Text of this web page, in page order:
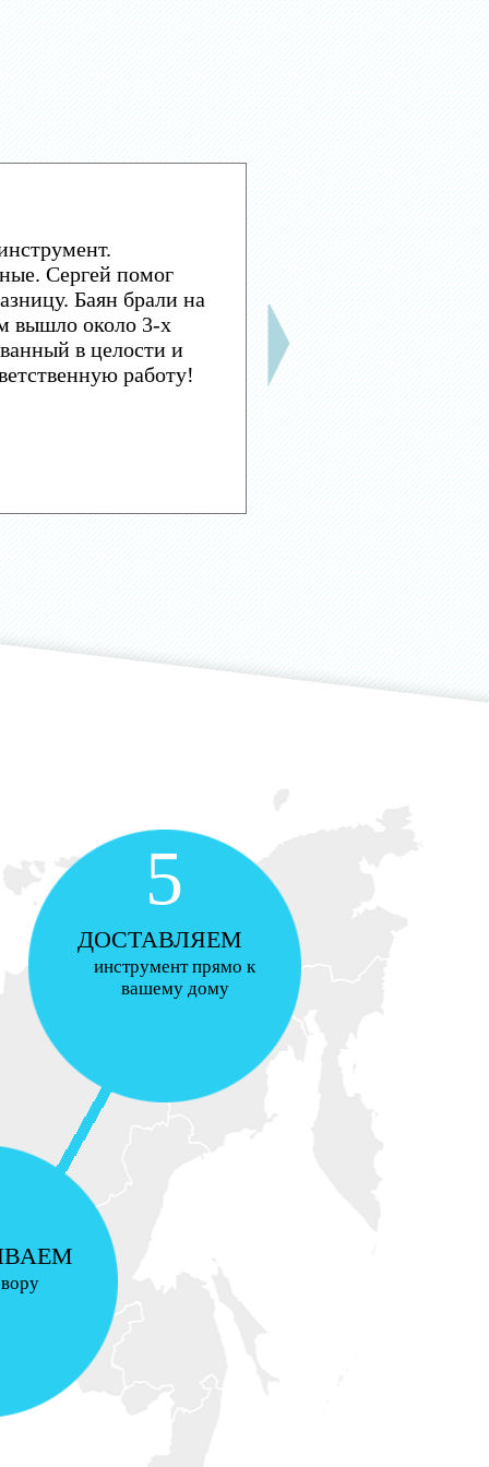
Сергей помог
Баян брали на
вышло около 3-х
в целости и
работу!
5
ДОСТАВЛЯЕМ
инструмент прямо к
вашему дому